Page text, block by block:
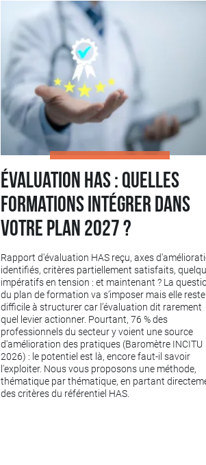
Évaluation HAS : quelles
formations intégrer dans
votre plan 2027 ?
Rapport d'évaluation HAS reçu, axes
identifiés, critères partiellement satisfaits,
impératifs en tension : et maintenant ? La
du plan de formation va s’imposer mais elle reste
difficile à structurer car l’évaluation dit rarement
quel levier actionner. Pourtant, 76 % des
professionnels du secteur y voient une source
d'amélioration des pratiques (Baromètre INCITU
2026) : le potentiel est là, encore faut-il savoir
l'exploiter. Nous vous proposons une méthode,
thématique par thématique, en partant
des critères du référentiel HAS.